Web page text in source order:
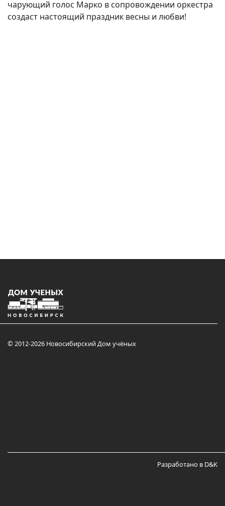
чарующий голос Марко в сопровождении оркестра
создаст настоящий праздник весны и любви!
© 2012-2026 Новосибирский Дом учёных
Разработано в D&K